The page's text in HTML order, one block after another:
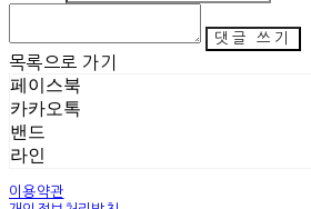
댓글 쓰기
목록으로 가기
페이스북
카카오톡
밴드
라인
이용약관